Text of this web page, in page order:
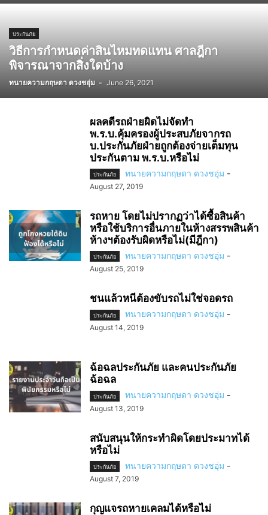
ประกันภัย
วิธีการกำหนดค่าสินไหมทดแทน ศาลฎีกา
พิจารณาจากสิ่งใดบ้าง
ทนายความกฤษดา ดวงชอุ่ม - June 26, 2021
ผลคดีรถฝ่ายผิดไม่จัดทำ
พ.ร.บ.คุ้มครองผู้ประสบภัยจากรถ
บ.ประกันภัยฝ่ายถูกต้องจ่ายเต็มทุน
ประกันตาม พ.ร.บ.หรือไม่
ประกันภัย ทนายความกฤษดา ดวงชอุ่ม -
August 27, 2019
รถหาย โดยไม่ปรากฏว่าได้ซื้อสินค้า
หรือใช้บริการอื่นภายในห้างสรรพสินค้า
ห้างฯต้องรับผิดหรือไม่(มีฎีกา)
ประกันภัย ทนายความกฤษดา ดวงชอุ่ม -
August 25, 2019
ชนแล้วหนีต้องขับรถไม่ใช่จอดรถ
ประกันภัย ทนายความกฤษดา ดวงชอุ่ม -
August 14, 2019
ฉ้อฉลประกันภัย และคนประกันภัย
ฉ้อฉล
ประกันภัย ทนายความกฤษดา ดวงชอุ่ม -
August 13, 2019
สนับสนุนให้กระทำผิดโดยประมาทได้
หรือไม่
ประกันภัย ทนายความกฤษดา ดวงชอุ่ม -
August 7, 2019
กุญแจรถหายเคลมได้หรือไม่